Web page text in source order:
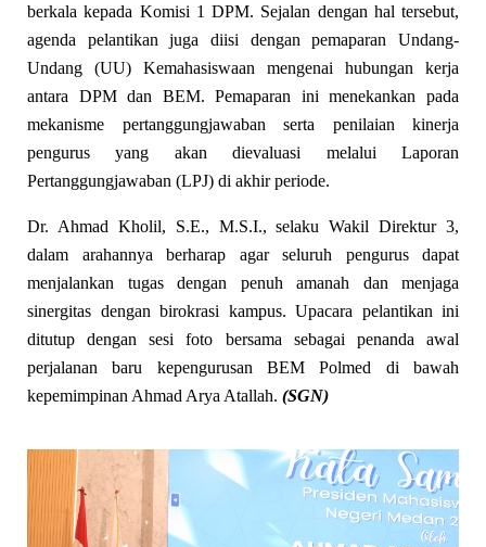
berkala kepada Komisi 1 DPM. Sejalan dengan hal tersebut,
agenda pelantikan juga diisi dengan pemaparan Undang-
Undang (UU) Kemahasiswaan mengenai hubungan kerja
antara DPM dan BEM. Pemaparan ini menekankan pada
mekanisme pertanggungjawaban serta penilaian kinerja
pengurus yang akan dievaluasi melalui Laporan
Pertanggungjawaban (LPJ) di akhir periode.
​Dr. Ahmad Kholil, S.E., M.S.I., selaku Wakil Direktur 3,
dalam arahannya berharap agar seluruh pengurus dapat
menjalankan tugas dengan penuh amanah dan menjaga
sinergitas dengan birokrasi kampus. Upacara pelantikan ini
ditutup dengan sesi foto bersama sebagai penanda awal
perjalanan baru kepengurusan BEM Polmed di bawah
kepemimpinan Ahmad Arya Atallah. (SGN)